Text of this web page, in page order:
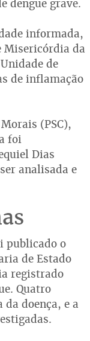
dengue grave.
informada,
Misericórdia da
de
de inflamação
(PSC),
foi
Dias
analisada e
publicado o
de Estado
registrado
Quatro
doença, e a